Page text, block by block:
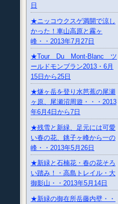
日
★ニッコウクスゲ満開で涼し
かった！車山高原と霧ヶ
峰・・2013年7月27日
★Tour Du Mont-Blanc ツ
ールドモンブラン2013・6月
15日から25日
★燧ヶ岳を登り水芭蕉の尾瀬
ヶ原、尾瀬沼周遊・・・2013
年6月4日から7日
★残雪と新緑、足元には可愛
い春の花、銚子ヶ峰から一の
峰・・2013年5月26日
★新緑と石楠花・春の花そろ
い踏み！・高島トレイル・大
御影山・・2013年5月14日
★新緑の御在所岳藤内壁・・